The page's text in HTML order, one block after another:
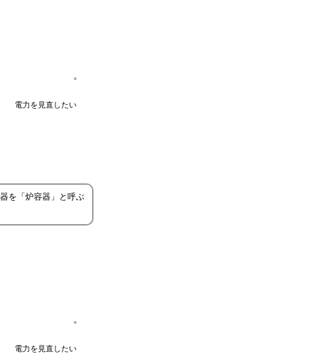
電力を見直したい
を「炉容器」と呼ぶ
電力を見直したい